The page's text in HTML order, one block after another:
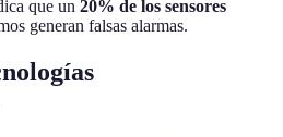
que un 20% de los sensores
generan falsas alarmas.